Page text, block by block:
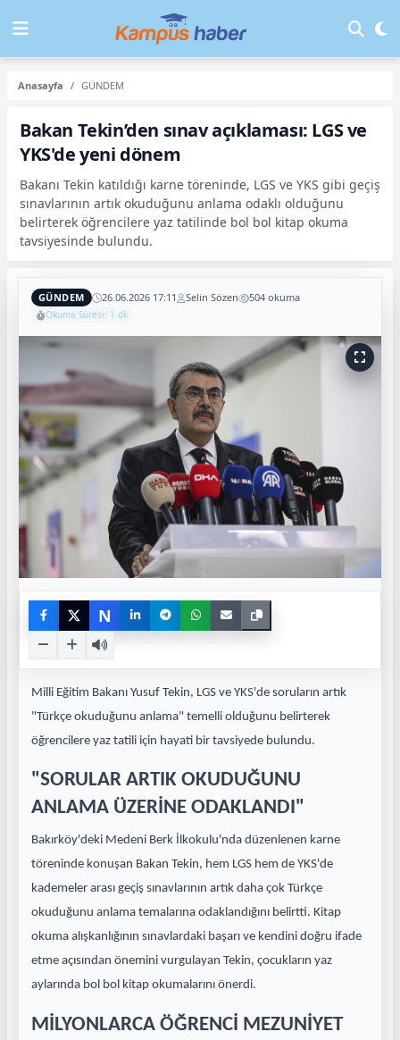
Anasayfa GÜNDEM
Bakan Tekin’den sınav açıklaması: LGS ve
YKS'de yeni dönem
Bakanı Tekin katıldığı karne töreninde, LGS ve YKS gibi geçiş
sınavlarının artık okuduğunu anlama odaklı olduğunu
belirterek öğrencilere yaz tatilinde bol bol kitap okuma
tavsiyesinde bulundu.
GÜNDEM 26.06.2026 17:11 Selin Sözen 504 okuma
Okuma Süresi: 1 dk
N
Milli Eğitim Bakanı Yusuf Tekin, LGS ve YKS'de soruların artık
"Türkçe okuduğunu anlama" temelli olduğunu belirterek
öğrencilere yaz tatili için hayati bir tavsiyede bulundu.
"SORULAR ARTIK OKUDUĞUNU
ANLAMA ÜZERİNE ODAKLANDI"
Bakırköy'deki Medeni Berk İlkokulu'nda düzenlenen karne
töreninde konuşan Bakan Tekin, hem LGS hem de YKS'de
kademeler arası geçiş sınavlarının artık daha çok Türkçe
okuduğunu anlama temalarına odaklandığını belirtti. Kitap
okuma alışkanlığının sınavlardaki başarı ve kendini doğru ifade
etme açısından önemini vurgulayan Tekin, çocukların yaz
aylarında bol bol kitap okumalarını önerdi.
MİLYONLARCA ÖĞRENCİ MEZUNİYET